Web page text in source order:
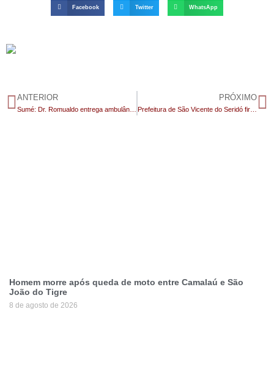
Facebook Twitter WhatsApp
ANTERIOR PRÓXIMO
Homem morre após queda de moto entre Camalaú e São
João do Tigre
8 de agosto de 2026